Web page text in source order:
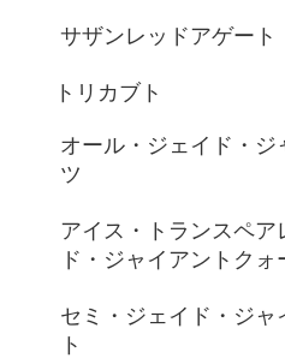
サザンレッドアゲート
トリカブト
オール・ジェイド・
ツ
アイス・トランスペア
ド・ジャイアントクォ
セミ・ジェイド・ジャ
ト